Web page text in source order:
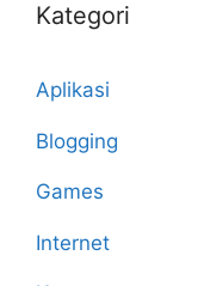
Kategori
Aplikasi
Blogging
Games
Internet